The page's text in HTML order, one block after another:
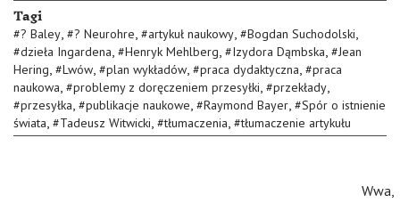
Tagi
#? Baley, #? Neurohre, #artykuł naukowy, #Bogdan Suchodolski,
#dzieła Ingardena, #Henryk Mehlberg, #Izydora Dąmbska, #Jean
Hering, #Lwów, #plan wykładów, #praca dydaktyczna, #praca
naukowa, #problemy z doręczeniem przesyłki, #przekłady,
#przesyłka, #publikacje naukowe, #Raymond Bayer, #Spór o istnienie
świata, #Tadeusz Witwicki, #tłumaczenia, #tłumaczenie artykułu
Wwa,